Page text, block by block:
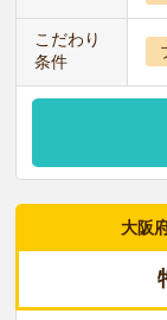
こだわり
条件
大阪